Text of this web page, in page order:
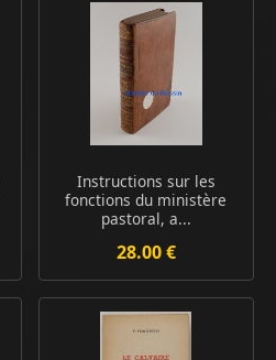
Instructions sur les
fonctions du ministère
pastoral, a...
28.00 €